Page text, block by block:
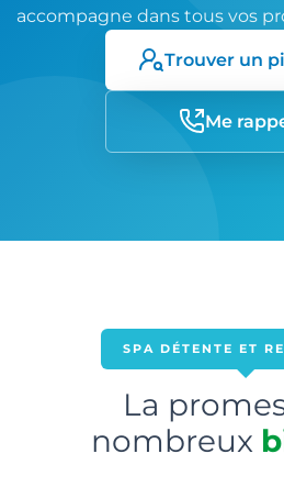
accompagne dans tous vos
Trouver un
Me
SPA DÉTENTE ET
La
nombreux